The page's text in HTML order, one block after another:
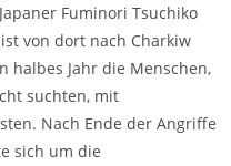
Fuminori Tsuchiko
von dort nach Charkiw
halbes Jahr die Menschen,
suchten, mit
Nach Ende der Angriffe
sich um die